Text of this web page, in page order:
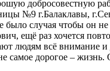
добросовестную
№9 г.Балаклавы,
было случая чтобы он
ещё раз хочется
людям всё внимание
дорогое –